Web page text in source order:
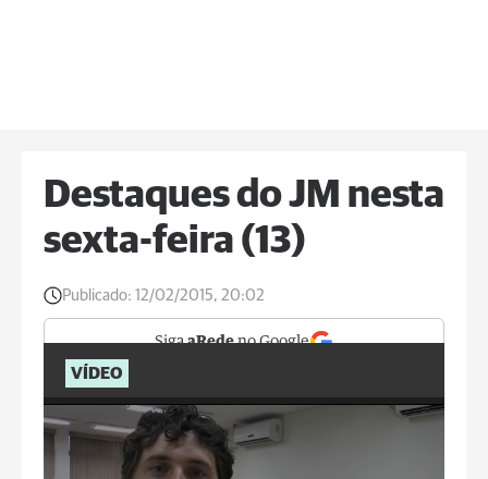
Destaques do JM nesta
sexta-feira (13)
Publicado: 12/02/2015, 20:02
SigaaRedeno Google
VÍDEO